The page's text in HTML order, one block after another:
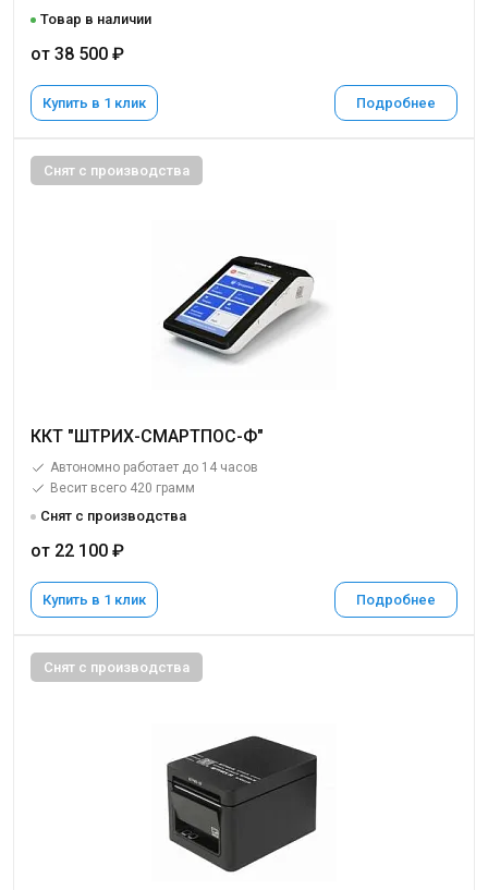
Товар в наличии
от 38 500 ₽
Купить в 1 клик Подробнее
Снят с производства
ККТ "ШТРИХ-СМАРТПОС-Ф"
Автономно работает до 14 часов
Весит всего 420 грамм
Снят с производства
от 22 100 ₽
Купить в 1 клик Подробнее
Снят с производства